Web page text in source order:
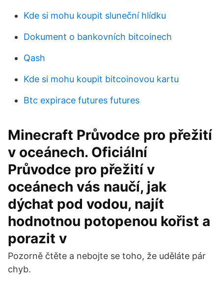
Kde si mohu koupit sluneční hlídku
Dokument o bankovních bitcoinech
Qash
Kde si mohu koupit bitcoinovou kartu
Btc expirace futures futures
Minecraft Průvodce pro přežití
v oceánech. Oficiální
Průvodce pro přežití v
oceánech vás naučí, jak
dýchat pod vodou, najít
hodnotnou potopenou kořist a
porazit v
Pozorně čtěte a nebojte se toho, že uděláte pár
chyb.